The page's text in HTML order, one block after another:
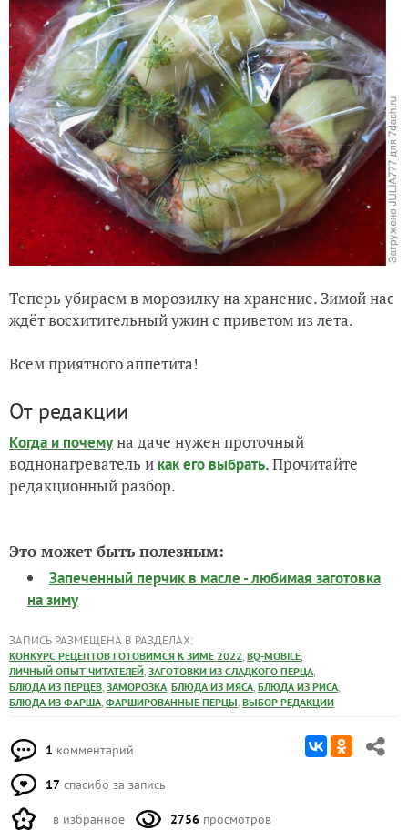
Теперь убираем в морозилку на хранение. Зимой нас
ждёт восхитительный ужин с приветом из лета.
Всем приятного аппетита!
От редакции
Когда и почемуна даче нужен проточный
воднонагреватель и как его выбрать. Прочитайте
редакционный разбор.
Это может быть полезным:
Запеченный перчик в масле - любимая заготовка
на зиму
ЗАПИСЬ РАЗМЕЩЕНА В РАЗДЕЛАХ:
КОНКУРС РЕЦЕПТОВ ГОТОВИМСЯ К ЗИМЕ 2022, BQ-MOBILE,
ЛИЧНЫЙ ОПЫТ ЧИТАТЕЛЕЙ, ЗАГОТОВКИ ИЗ СЛАДКОГО ПЕРЦА,
БЛЮДА ИЗ ПЕРЦЕВ, ЗАМОРОЗКА, БЛЮДА ИЗ МЯСА, БЛЮДА ИЗ РИСА,
БЛЮДА ИЗ ФАРША, ФАРШИРОВАННЫЕ ПЕРЦЫ, ВЫБОР РЕДАКЦИИ
1 комментарий
17 спасибо за запись
в избранное 2756 просмотров